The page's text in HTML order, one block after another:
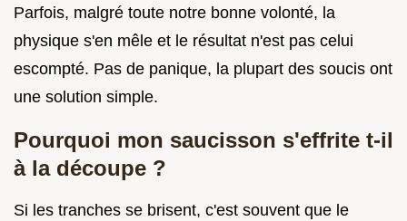
Parfois, malgré toute notre bonne volonté, la
physique s'en mêle et le résultat n'est pas celui
escompté. Pas de panique, la plupart des soucis ont
une solution simple.
Pourquoi mon saucisson s'effrite t-il
à la découpe ?
Si les tranches se brisent, c'est souvent que le